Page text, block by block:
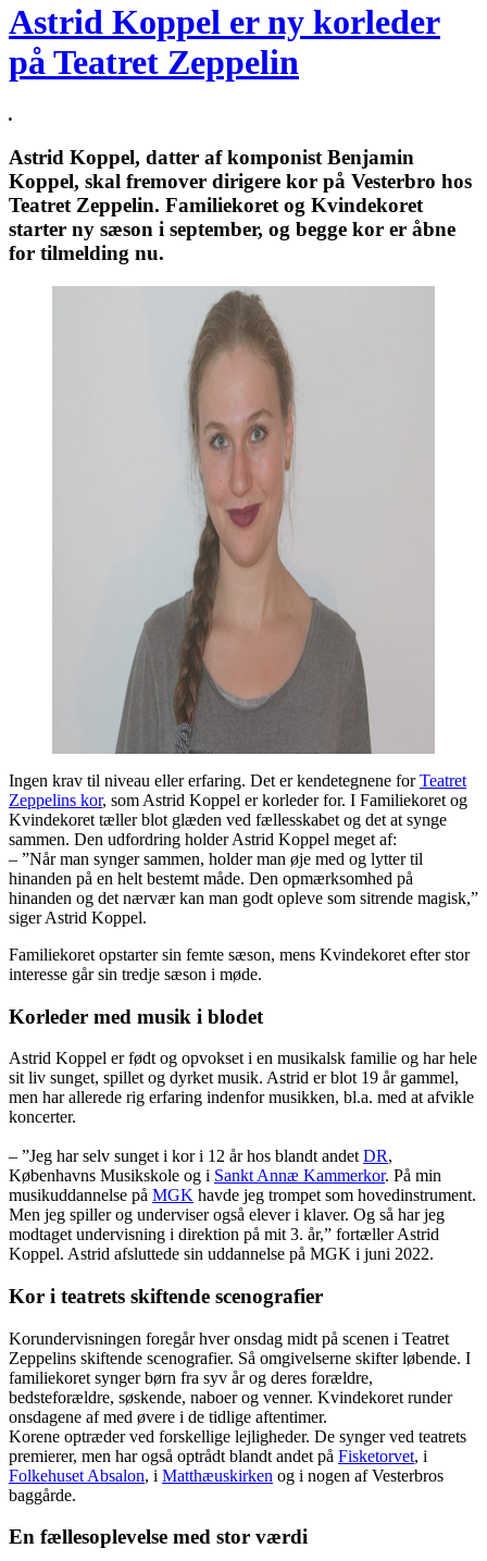
Astrid Koppel er ny korleder
på Teatret Zeppelin
.
Astrid Koppel, datter af komponist Benjamin
Koppel, skal fremover dirigere kor på Vesterbro hos
Teatret Zeppelin. Familiekoret og Kvindekoret
starter ny sæson i september, og begge kor er åbne
for tilmelding nu.
Ingen krav til niveau eller erfaring. Det er kendetegnene forTeatret
Zeppelins kor, som Astrid Koppel er korleder for. I Familiekoret og
Kvindekoret tæller blot glæden ved fællesskabet og det at synge
sammen. Den udfordring holder Astrid Koppel meget af:
– ”Når man synger sammen, holder man øje med og lytter til
hinanden på en helt bestemt måde. Den opmærksomhed på
hinanden og det nærvær kan man godt opleve som sitrende magisk,”
siger Astrid Koppel.
Familiekoret opstarter sin femte sæson, mens Kvindekoret efter stor
interesse går sin tredje sæson i møde.
Korleder med musik i blodet
Astrid Koppel er født og opvokset i en musikalsk familie og har hele
sit liv sunget, spillet og dyrket musik. Astrid er blot 19 år gammel,
men har allerede rig erfaring indenfor musikken, bl.a. med at afvikle
koncerter.
– ”Jeg har selv sunget i kor i 12 år hos blandt andet DR,
Københavns Musikskole og i Sankt Annæ Kammerkor. På min
musikuddannelse på MGK havde jeg trompet som hovedinstrument.
Men jeg spiller og underviser også elever i klaver. Og så har jeg
modtaget undervisning i direktion på mit 3. år,” fortæller Astrid
Koppel. Astrid afsluttede sin uddannelse på MGK i juni 2022.
Kor i teatrets skiftende scenografier
Korundervisningen foregår hver onsdag midt på scenen i Teatret
Zeppelins skiftende scenografier. Så omgivelserne skifter løbende. I
familiekoret synger børn fra syv år og deres forældre,
bedsteforældre, søskende, naboer og venner. Kvindekoret runder
onsdagene af med øvere i de tidlige aftentimer.
Korene optræder ved forskellige lejligheder. De synger ved teatrets
premierer, men har også optrådt blandt andet på Fisketorvet, i
Folkehuset Absalon, i Matthæuskirken og i nogen af Vesterbros
baggårde.
En fællesoplevelse med stor værdi